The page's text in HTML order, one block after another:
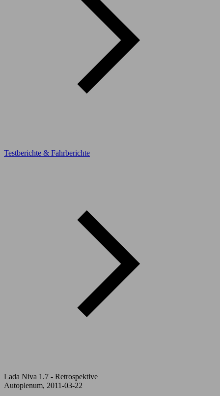
Testberichte & Fahrberichte
Lada Niva 1.7 - Retrospektive
Autoplenum, 2011-03-22